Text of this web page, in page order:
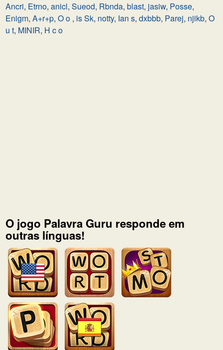
Ancri, Etrno, anicl, Sueod, Rbnda, blast, jasiw, Posse,
Enigm, A+r+p, O o , is Sk, notty, Ian s, dxbbb, Parej, njikb, O
u t, MINIR, H c o
O jogo Palavra Guru responde em
outras línguas!